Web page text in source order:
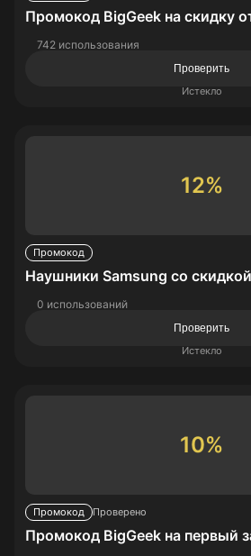
Промокод BigGeek на скидку
742 использования
Проверить
Истекло
12%
Промокод
Наушники Samsung со
0 использований
Проверить
Истекло
10%
Промокод Проверено
Промокод BigGeek на первый